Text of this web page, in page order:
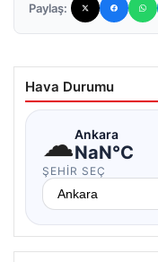
Paylaş:
Hava Durumu
☁Ankara
NaN°C
ŞEHIR SEÇ